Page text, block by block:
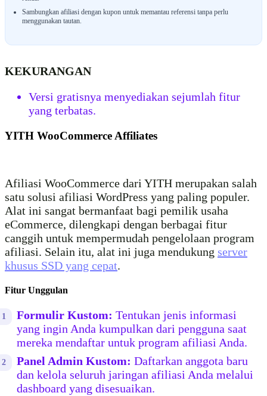
Sambungkan afiliasi dengan kupon untuk memantau referensi tanpa perlu
menggunakan tautan.
KEKURANGAN
Versi gratisnya menyediakan sejumlah fitur
yang terbatas.
YITH WooCommerce Affiliates
Afiliasi WooCommerce dari YITH merupakan salah
satu solusi afiliasi WordPress yang paling populer.
Alat ini sangat bermanfaat bagi pemilik usaha
eCommerce, dilengkapi dengan berbagai fitur
canggih untuk mempermudah pengelolaan program
afiliasi. Selain itu, alat ini juga mendukung server
khusus SSD yang cepat.
Fitur Unggulan
Formulir Kustom: Tentukan jenis informasi
yang ingin Anda kumpulkan dari pengguna saat
mereka mendaftar untuk program afiliasi Anda.
Panel Admin Kustom: Daftarkan anggota baru
dan kelola seluruh jaringan afiliasi Anda melalui
dashboard yang disesuaikan.